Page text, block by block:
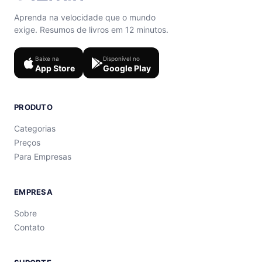
Aprenda na velocidade que o mundo
exige. Resumos de livros em 12 minutos.
Baixe na
App Store
Disponível no
Google Play
PRODUTO
Categorias
Preços
Para Empresas
EMPRESA
Sobre
Contato